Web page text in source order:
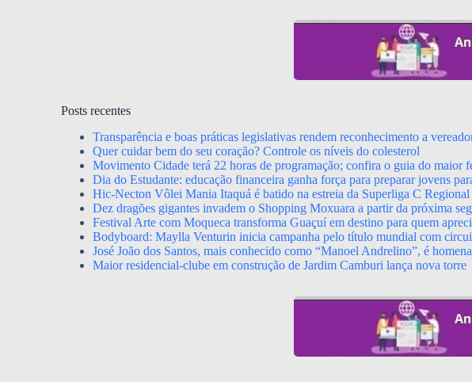
Posts recentes
Transparência e boas práticas legislativas rendem reconhecimento a
Quer cuidar bem do seu coração? Controle os níveis do colesterol
Movimento Cidade terá 22 horas de programação; confira o guia do maior
Dia do Estudante: educação financeira ganha força para preparar jovens
Hic-Necton Vôlei Mania Itaquá é batido na estreia da Superliga C Regional
Dez dragões gigantes invadem o Shopping Moxuara a partir da próxima
Festival Arte com Moqueca transforma Guaçuí em destino para quem
Bodyboard: Maylla Venturin inicia campanha pelo título mundial com
José João dos Santos, mais conhecido como “Manoel Andrelino”, é
Maior residencial-clube em construção de Jardim Camburi lança nova torre